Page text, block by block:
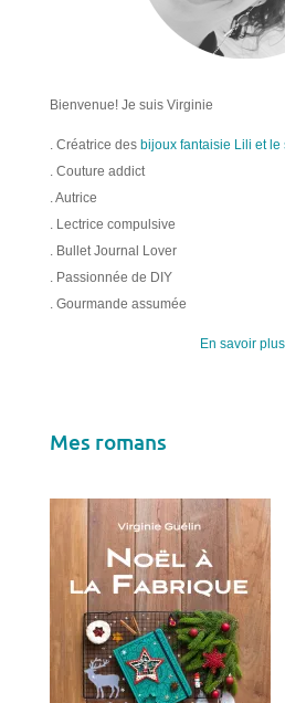
Bienvenue! Je suis Virginie
. Créatrice des bijoux fantaisie Lili et le
. Couture addict
. Autrice
. Lectrice compulsive
. Bullet Journal Lover
. Passionnée de DIY
. Gourmande assumée
En savoir
Mes romans